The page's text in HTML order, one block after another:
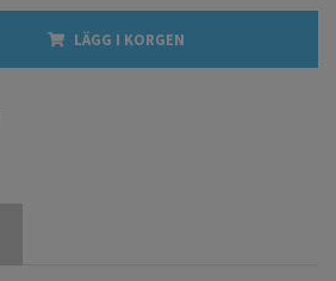
LÄGG I KORGEN